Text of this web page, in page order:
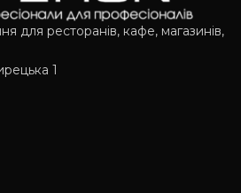
для ресторанів, кафе, магазинів,
1